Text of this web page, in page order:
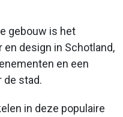
gebouw is het
design in Schotland,
en een
de stad.
in deze populaire